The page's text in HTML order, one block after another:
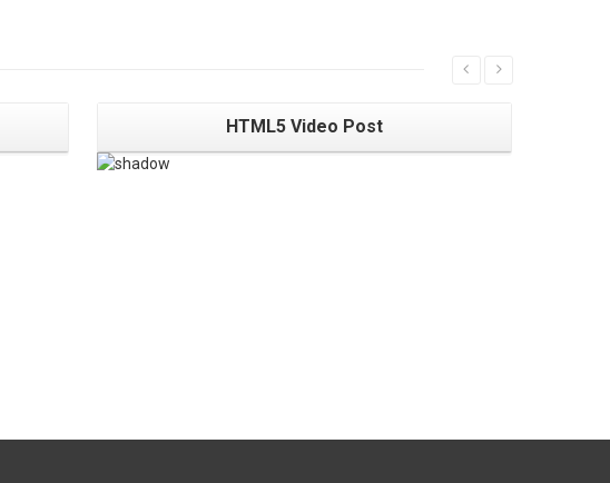
HTML5 Video Post